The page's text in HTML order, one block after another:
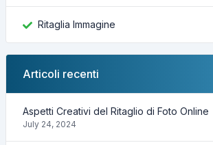
Ritaglia Immagine
Articoli recenti
Aspetti Creativi del Ritaglio di Foto Online
July 24, 2024